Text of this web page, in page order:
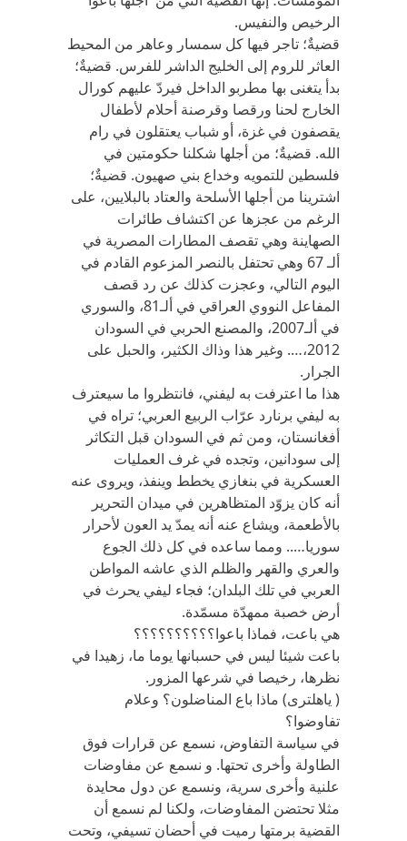
الرخيص والنفيس.
قضيةٌ؛ تاجر فيها كل سمسار وعاهر من المحيط
العاثر للروم إلى الخليج الداشر للفرس. قضيةٌ؛
بدأ يتغنى بها مطربو الداخل فيردّ عليهم كورال
الخارج لحنا ورقصا وقرصنة أحلام لأطفال
يقصفون في غزة، أو شباب يعتقلون في رام
الله. قضيةٌ؛ من أجلها شكلنا حكومتين في
فلسطين للتمويه وخداع بني صهيون. قضيةٌ؛
اشترينا من أجلها الأسلحة والعتاد بالبلايين، على
الرغم من عجزها عن اكتشاف طائرات
الصهاينة وهي تقصف المطارات المصرية في
ألـ 67 وهي تحتفل بالنصر المزعوم القادم في
اليوم التالي، وعجزت كذلك عن رد قصف
المفاعل النووي العراقي في ألـ81، والسوري
في ألـ2007، والمصنع الحربي في السودان
2012،…. وغير هذا وذاك الكثير، والحبل على
الجرار.
هذا ما اعترفت به ليفني، فانتظروا ما سيعترف
به ليفي برنارد عرّاب الربيع العربي؛ تراه في
أفغانستان، ومن ثم في السودان قبل التكاثر
إلى سودانين، وتجده في غرف العمليات
العسكرية في بنغازي يخطط وينفذ، ويروى عنه
أنه كان يزوّد المتظاهرين في ميدان التحرير
بالأطعمة، ويشاع عنه أنه يمدّ يد العون لأحرار
سوريا….. ومما ساعده في كل ذلك الجوع
والعري والقهر والظلم الذي عاشه المواطن
العربي في تلك البلدان؛ فجاء ليفي يحرث في
أرض خصبة ممهدّة مسمّدة.
هي باعت، فماذا باعوا؟؟؟؟؟؟؟؟؟؟
باعت شيئا ليس في حسبانها يوما ما، زهيدا في
نظرها، رخيصا في شرعها المزور.
( ياهلترى) ماذا باع المناضلون؟ وعلام
تفاوضوا؟
في سياسة التفاوض، نسمع عن قرارات فوق
الطاولة وأخرى تحتها. و نسمع عن مفاوضات
علنية وأخرى سرية، ونسمع عن دول محايدة
مثلا تحتضن المفاوضات، ولكنا لم نسمع أن
القضية برمتها رميت في أحضان تسيفي، وتحت